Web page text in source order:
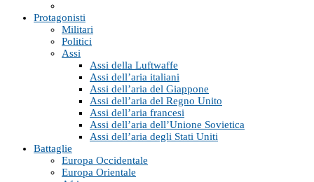
Protagonisti
Militari
Politici
Assi
Assi della Luftwaffe
Assi dell’aria italiani
Assi dell’aria del Giappone
Assi dell’aria del Regno Unito
Assi dell’aria francesi
Assi dell’aria dell’Unione Sovietica
Assi dell’aria degli Stati Uniti
Battaglie
Europa Occidentale
Europa Orientale